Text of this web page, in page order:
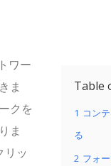
Table
1 コン
る
2 フォ
ワー
ま
クを
ま
ッ